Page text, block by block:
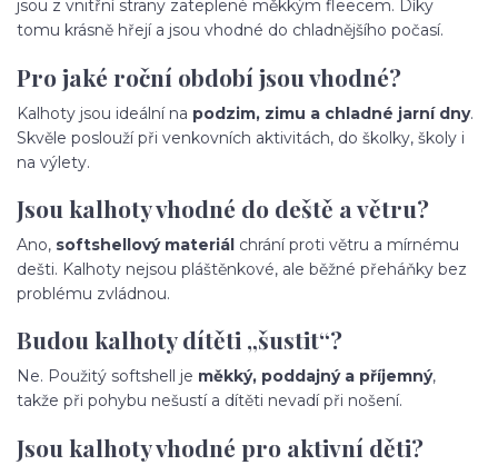
jsou z vnitřní strany zateplené měkkým fleecem. Díky
tomu krásně hřejí a jsou vhodné do chladnějšího počasí.
Pro jaké roční období jsou vhodné?
Kalhoty jsou ideální na podzim, zimu a chladné jarní dny.
Skvěle poslouží při venkovních aktivitách, do školky, školy i
na výlety.
Jsou kalhoty vhodné do deště a větru?
Ano, softshellový materiál chrání proti větru a mírnému
dešti. Kalhoty nejsou pláštěnkové, ale běžné přeháňky bez
problému zvládnou.
Budou kalhoty dítěti „šustit“?
Ne. Použitý softshell je měkký, poddajný a příjemný,
takže při pohybu nešustí a dítěti nevadí při nošení.
Jsou kalhoty vhodné pro aktivní děti?